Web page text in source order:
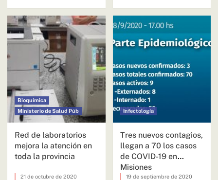
Bioquímica
Ministerio de Salud Púb
Red de laboratorios
mejora la atención en
toda la provincia
21 de octubre de 2020
Infectología
Tres nuevos contagios,
llegan a 70 los casos
de COVID-19 en
Misiones
19 de septiembre de 2020